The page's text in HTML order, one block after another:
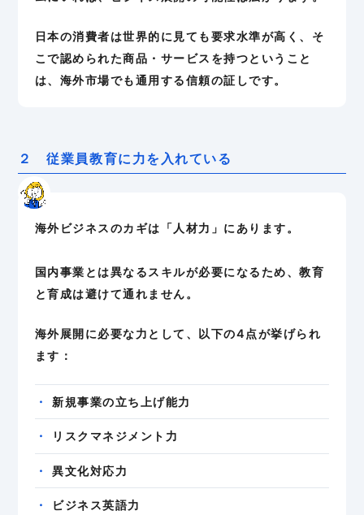
日本の消費者は世界的に見ても要求水準が高く、そ
こで認められた商品・サービスを持つということ
は、海外市場でも通用する信頼の証しです。
２ 従業員教育に力を入れている
海外ビジネスのカギは「人材力」にあります。
国内事業とは異なるスキルが必要になるため、教育
と育成は避けて通れません。
海外展開に必要な力として、以下の4点が挙げられ
ます：
新規事業の立ち上げ能力
リスクマネジメント力
異文化対応力
ビジネス英語力